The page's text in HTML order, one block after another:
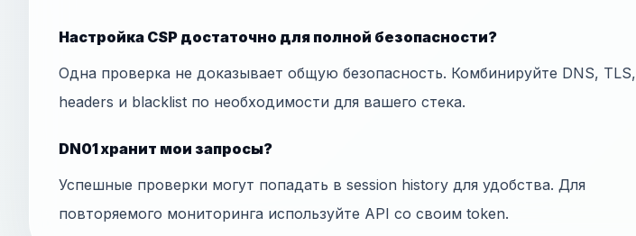
Настройка CSP достаточно для полной безопасности?
Одна проверка не доказывает общую безопасность. Комбинируйте DNS, TLS,
headers и blacklist по необходимости для вашего стека.
DN01 хранит мои запросы?
Успешные проверки могут попадать в session history для удобства. Для
повторяемого мониторинга используйте API со своим token.